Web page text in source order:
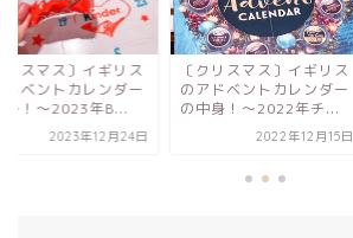
リスマス〕イギリス
ドベントカレンダー
身！〜2023年B...
2023年12月24日
〔クリスマス〕イギリス
のアドベントカレンダー
の中身！〜2022年チ...
2022年12月15日